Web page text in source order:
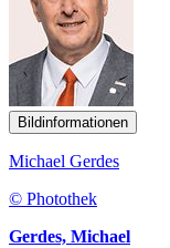
Bildinformationen
Michael Gerdes
© Photothek
Gerdes, Michael